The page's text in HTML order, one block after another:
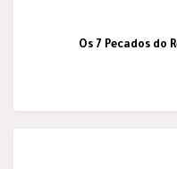
Os 7 Pecados do